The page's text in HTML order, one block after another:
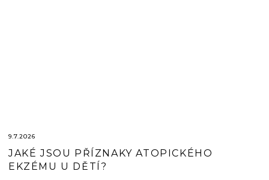
JAKÉ JSOU PŘÍZNAKY ATOPICKÉHO
EKZÉMU U DĚTÍ?
9.7.2026